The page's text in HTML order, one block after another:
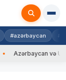
#azərbaycan
Azərbaycan və